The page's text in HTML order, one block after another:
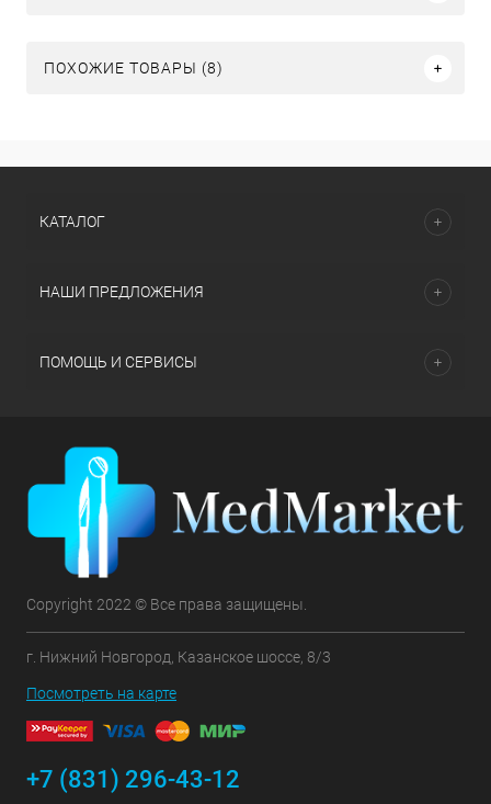
ПОХОЖИЕ ТОВАРЫ (8)
КАТАЛОГ
НАШИ ПРЕДЛОЖЕНИЯ
ПОМОЩЬ И СЕРВИСЫ
Copyright 2022 © Все права защищены.
г. Нижний Новгород, Казанское шоссе, 8/3
Посмотреть на карте
+7 (831) 296-43-12